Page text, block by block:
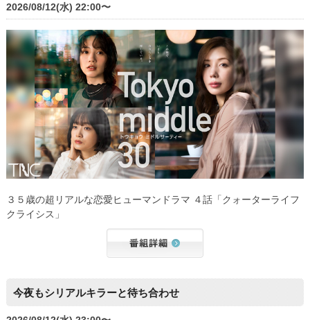
2026/08/12(水) 22:00〜
３５歳の超リアルな恋愛ヒューマンドラマ ４話「クォーターライフ
クライシス」
今夜もシリアルキラーと待ち合わせ